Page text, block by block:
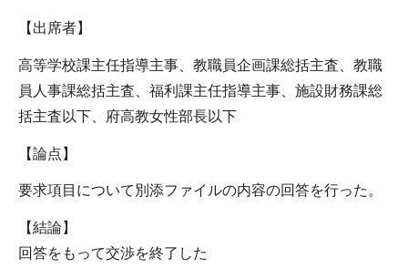
【出席者】
高等学校課主任指導主事、教職員企画課総括主査、教職
員人事課総括主査、福利課主任指導主事、施設財務課総
括主査以下、府高教女性部長以下
【論点】
要求項目について別添ファイルの内容の回答を行った。
【結論】
回答をもって交渉を終了した